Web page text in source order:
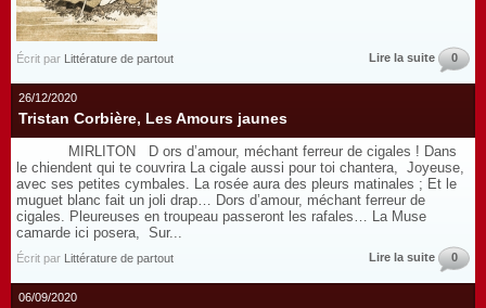
Écrit par Littérature de partout Lire la suite 0
26/12/2020
Tristan Corbière, Les Amours jaunes
MIRLITON D ors d’amour, méchant ferreur de cigales ! Dans
le chiendent qui te couvrira La cigale aussi pour toi chantera, Joyeuse,
avec ses petites cymbales. La rosée aura des pleurs matinales ; Et le
muguet blanc fait un joli drap… Dors d’amour, méchant ferreur de
cigales. Pleureuses en troupeau passeront les rafales… La Muse
camarde ici posera, Sur...
Écrit par Littérature de partout Lire la suite 0
06/09/2020